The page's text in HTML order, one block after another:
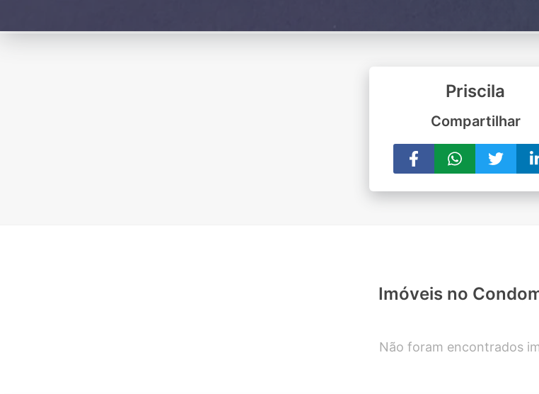
Priscila
Compartilhar
Imóveis no
Não foram encontrados